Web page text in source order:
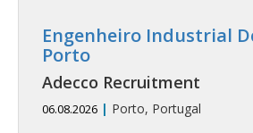
Engenheiro Industrial
Porto
Adecco Recruitment
06.08.2026 | Porto, Portugal